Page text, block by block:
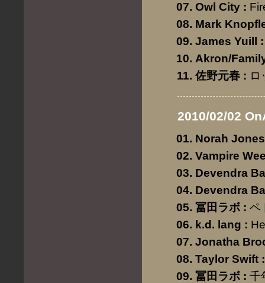
Owl City :
Mark
James Yuill
:
Akron/
佐野元春 : ロ
2010/02/02
Norah Jones
Vampire
Devendra
Devendra
冨田ラボ : ペ
k.d. lang :
Jonatha
Taylor Swift :
冨田ラボ : 千